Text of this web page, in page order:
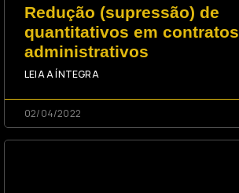
Redução (supressão) de
quantitativos em contratos
administrativos
LEIA A ÍNTEGRA
02/04/2022